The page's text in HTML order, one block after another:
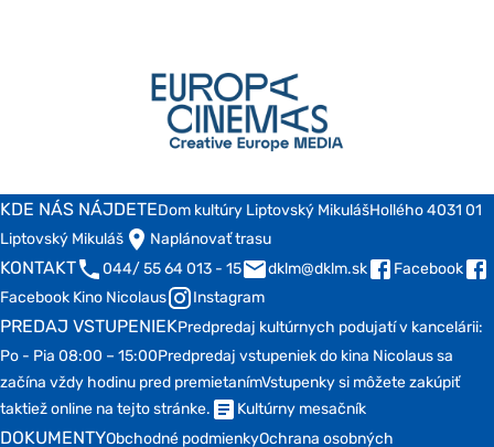
KDE NÁS NÁJDETEDom kultúry Liptovský MikulášHollého 4031 01
Liptovský Mikuláš
Naplánovať trasu
KONTAKT 044/ 55 64 013 - 15 dklm@dklm.sk
Facebook
Facebook Kino Nicolaus
Instagram
PREDAJ VSTUPENIEKPredpredaj kultúrnych podujatí v kancelárii:
Po - Pia 08:00 – 15:00Predpredaj vstupeniek do kina Nicolaus sa
začína vždy hodinu pred premietanímVstupenky si môžete zakúpiť
taktiež online na tejto stránke.
Kultúrny mesačník
DOKUMENTYObchodné podmienkyOchrana osobných